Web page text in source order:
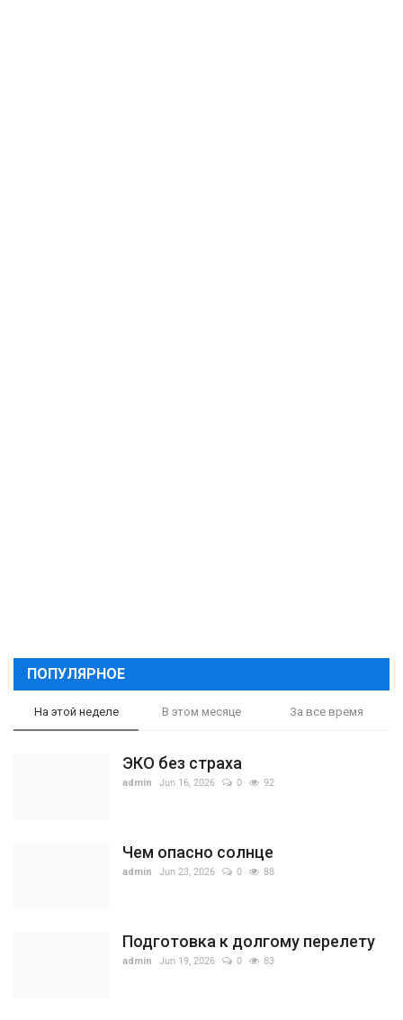
ПОПУЛЯРНОЕ
На этой неделе В этом месяце За все время
ЭКО без страха
admin Jun 16, 2026 0 92
Чем опасно солнце
admin Jun 23, 2026 0 88
Подготовка к долгому перелету
admin Jun 19, 2026 0 83